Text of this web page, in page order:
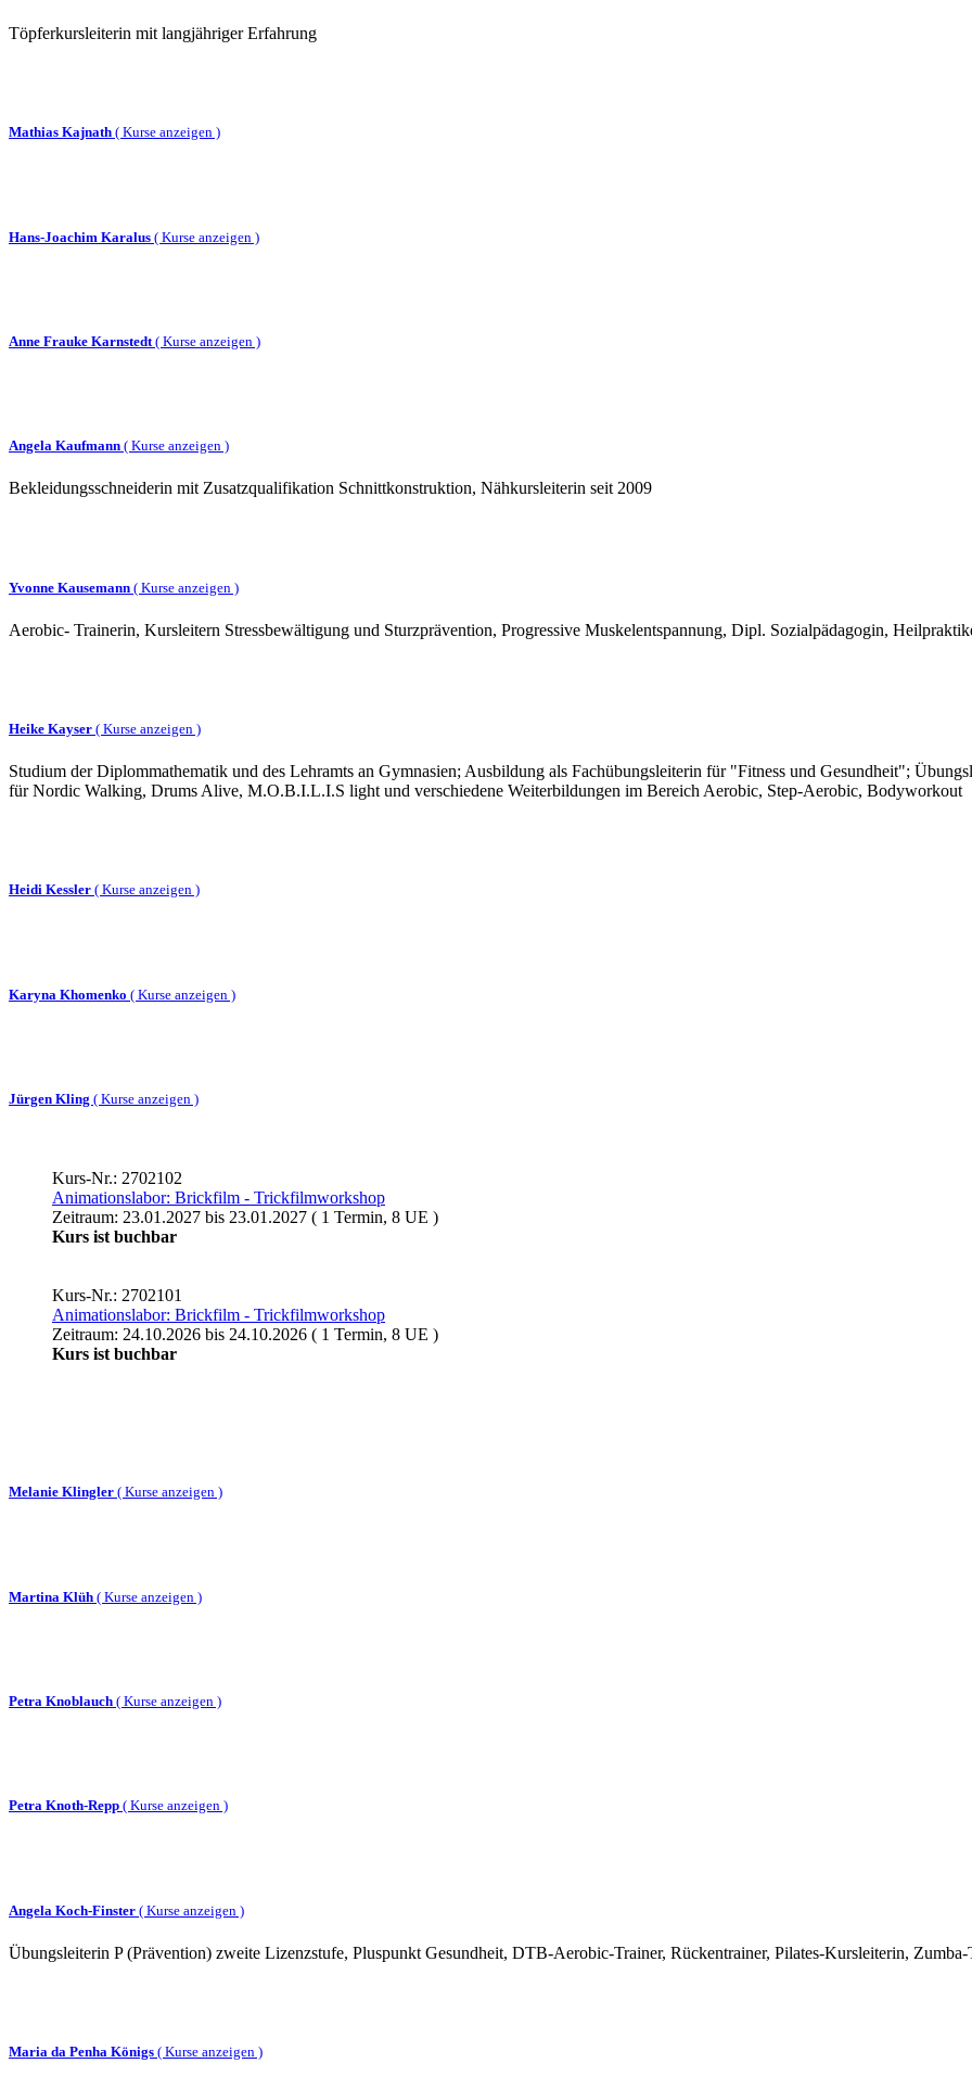
Töpferkursleiterin mit langjähriger Erfahrung
Mathias Kajnath ( Kurse anzeigen )
Hans-Joachim Karalus ( Kurse anzeigen )
Anne Frauke Karnstedt ( Kurse anzeigen )
Angela Kaufmann ( Kurse anzeigen )
Bekleidungsschneiderin mit Zusatzqualifikation Schnittkonstruktion, Nähkursleiterin seit 2009
Yvonne Kausemann ( Kurse anzeigen )
Aerobic- Trainerin, Kursleitern Stressbewältigung und Sturzprävention, Progressive Muskelentspannung, Dipl. Sozialpädagogin,
Heike Kayser ( Kurse anzeigen )
Studium der Diplommathematik und des Lehramts an Gymnasien; Ausbildung als Fachübungsleiterin für "Fitness und Gesundheit";
für Nordic Walking, Drums Alive, M.O.B.I.L.I.S light und verschiedene Weiterbildungen im Bereich Aerobic, Step-Aerobic, Bodyworkout
Heidi Kessler ( Kurse anzeigen )
Karyna Khomenko ( Kurse anzeigen )
Jürgen Kling ( Kurse anzeigen )
Kurs-Nr.: 2702102
Animationslabor: Brickfilm - Trickfilmworkshop
Zeitraum: 23.01.2027 bis 23.01.2027 ( 1 Termin, 8 UE )
Kurs ist buchbar
Kurs-Nr.: 2702101
Animationslabor: Brickfilm - Trickfilmworkshop
Zeitraum: 24.10.2026 bis 24.10.2026 ( 1 Termin, 8 UE )
Kurs ist buchbar
Melanie Klingler ( Kurse anzeigen )
Martina Klüh ( Kurse anzeigen )
Petra Knoblauch ( Kurse anzeigen )
Petra Knoth-Repp ( Kurse anzeigen )
Angela Koch-Finster ( Kurse anzeigen )
Übungsleiterin P (Prävention) zweite Lizenzstufe, Pluspunkt Gesundheit, DTB-Aerobic-Trainer, Rückentrainer, Pilates-Kursleiterin,
Maria da Penha Königs ( Kurse anzeigen )